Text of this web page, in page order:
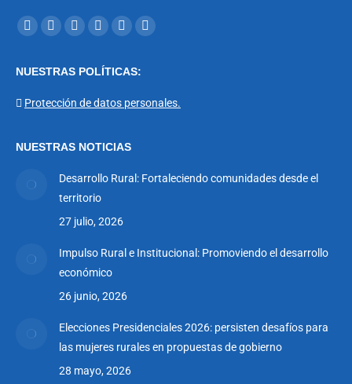
Encuéntranos en:
Facebook
opens
in
X
opens
YouTube
opens
Linkedin
opens
in
Instagram
opens
Mail
NUESTRAS POLÍTICAS:
Protección de datos personales.
NUESTRAS NOTICIAS
Desarrollo Rural: Fortaleciendo comunidades desde el
territorio
27 julio, 2026
Impulso Rural e Institucional: Promoviendo el desarrollo
económico
26 junio, 2026
Elecciones Presidenciales 2026: persisten desafíos para
las mujeres rurales en propuestas de gobierno
28 mayo, 2026